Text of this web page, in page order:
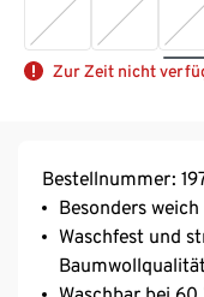
Zur Zeit nicht
Bestellnummer:
Besonders
Waschfest und